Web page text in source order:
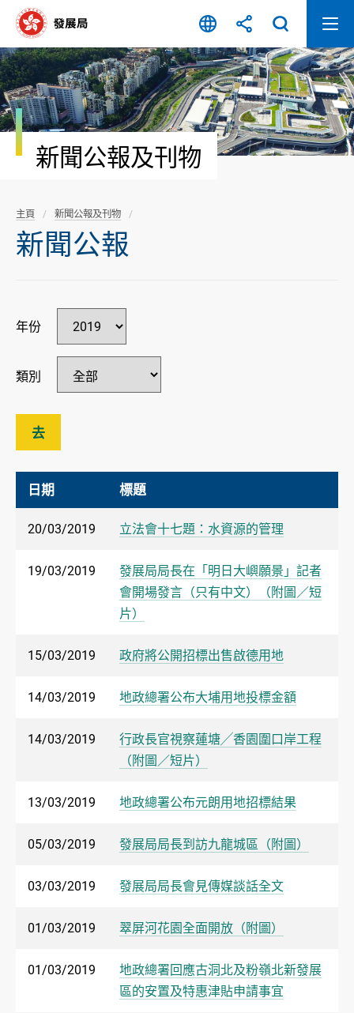
容
開
始
新聞公報及刊物
主頁 新聞公報及刊物
新聞公報
年份
類別
去
日期 標題
20/03/2019 立法會十七題：水資源的管理
19/03/2019
發展局局長在「明日大嶼願景」記者
會開場發言（只有中文）（附圖／短
片）
15/03/2019 政府將公開招標出售啟德用地
14/03/2019 地政總署公布大埔用地投標金額
14/03/2019
行政長官視察蓮塘╱香園圍口岸工程
（附圖／短片）
13/03/2019 地政總署公布元朗用地招標結果
05/03/2019 發展局局長到訪九龍城區（附圖）
03/03/2019 發展局局長會見傳媒談話全文
01/03/2019 翠屏河花園全面開放（附圖）
01/03/2019
地政總署回應古洞北及粉嶺北新發展
區的安置及特惠津貼申請事宜